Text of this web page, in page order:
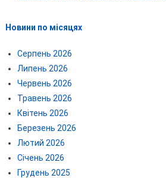
Новини по місяцях
Серпень 2026
Липень 2026
Червень 2026
Травень 2026
Квітень 2026
Березень 2026
Лютий 2026
Січень 2026
Грудень 2025